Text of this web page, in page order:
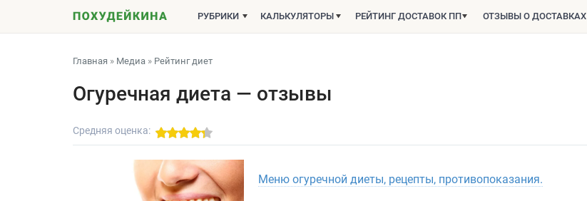
РУБРИКИ КАЛЬКУЛЯТОРЫ РЕЙТИНГ ДОСТАВОК ПП ОТЗЫВЫ О ДОСТАВКАХ
Главная » Медиа » Рейтинг диет
Огуречная диета — отзывы
Средняя оценка:
Меню огуречной диеты, рецепты, противопоказания.